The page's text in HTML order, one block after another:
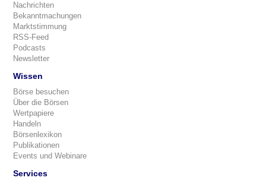
Nachrichten
Bekanntmachungen
Marktstimmung
RSS-Feed
Podcasts
Newsletter
Wissen
Börse besuchen
Über die Börsen
Wertpapiere
Handeln
Börsenlexikon
Publikationen
Events und Webinare
Services